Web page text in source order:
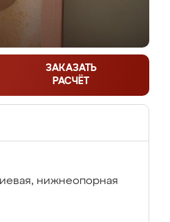
ЗАКАЗАТЬ
РАСЧЁТ
нижнеопорная